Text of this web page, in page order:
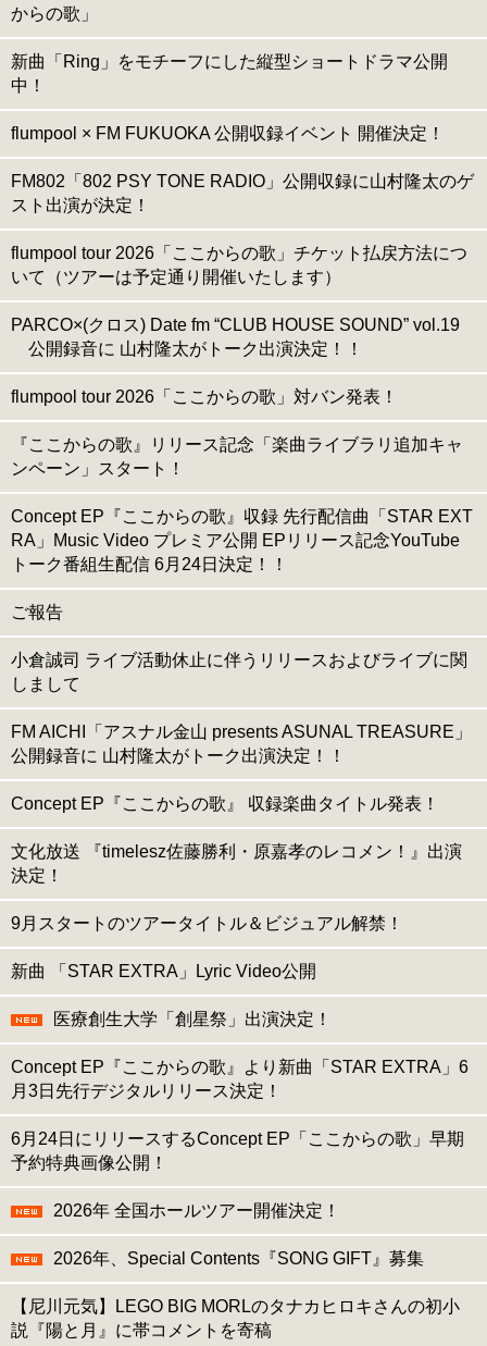
からの歌」
新曲「Ring」をモチーフにした縦型ショートドラマ公開
中！
flumpool × FM FUKUOKA 公開収録イベント 開催決定！
FM802「802 PSY TONE RADIO」公開収録に山村隆太のゲ
スト出演が決定！
flumpool tour 2026「ここからの歌」チケット払戻方法につ
いて（ツアーは予定通り開催いたします）
PARCO×(クロス) Date fm “CLUB HOUSE SOUND” vol.19
公開録音に 山村隆太がトーク出演決定！！
flumpool tour 2026「ここからの歌」対バン発表！
『ここからの歌』リリース記念「楽曲ライブラリ追加キャ
ンペーン」スタート！
Concept EP『ここからの歌』収録 先行配信曲「STAR EXT
RA」Music Video プレミア公開 EPリリース記念YouTube
トーク番組生配信 6月24日決定！！
ご報告
小倉誠司 ライブ活動休止に伴うリリースおよびライブに関
しまして
FM AICHI「アスナル金山 presents ASUNAL TREASURE」
公開録音に 山村隆太がトーク出演決定！！
Concept EP『ここからの歌』 収録楽曲タイトル発表！
文化放送 『timelesz佐藤勝利・原嘉孝のレコメン！』出演
決定！
9月スタートのツアータイトル＆ビジュアル解禁！
新曲 「STAR EXTRA」Lyric Video公開
医療創生大学「創星祭」出演決定！
Concept EP『ここからの歌』より新曲「STAR EXTRA」6
月3日先行デジタルリリース決定！
6月24日にリリースするConcept EP「ここからの歌」早期
予約特典画像公開！
2026年 全国ホールツアー開催決定！
2026年、Special Contents『SONG GIFT』募集
【尼川元気】LEGO BIG MORLのタナカヒロキさんの初小
説『陽と月』に帯コメントを寄稿